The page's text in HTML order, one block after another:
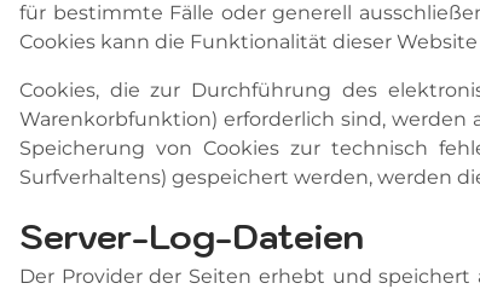
für bestimmte Fälle oder generell
Cookies kann die Funktionalität dieser
Cookies, die zur Durchführung des
Warenkorbfunktion) erforderlich sind, werden
Speicherung von Cookies zur technisch
Surfverhaltens) gespeichert werden, werden
Server-Log-Dateien
Der Provider der Seiten erhebt und